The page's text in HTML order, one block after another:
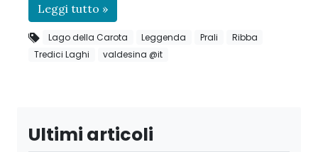
Leggi tutto »
Lago della Carota Leggenda Prali
Ribba
Tredici Laghi
valdesina @it
Ultimi articoli